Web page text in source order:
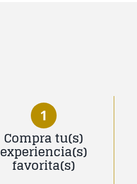
1
Compra tu(s)
experiencia(s)
favorita(s)